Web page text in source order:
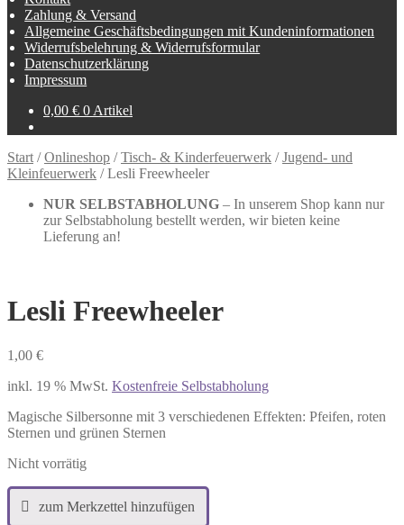
Zahlung & Versand
Allgemeine Geschäftsbedingungen mit Kundeninformationen
Widerrufsbelehrung & Widerrufsformular
Datenschutzerklärung
Impressum
0,00 € 0 Artikel
Start /Onlineshop /Tisch- & Kinderfeuerwerk /Jugend- und
Kleinfeuerwerk /Lesli Freewheeler
NUR SELBSTABHOLUNG – In unserem Shop kann nur
zur Selbstabholung bestellt werden, wir bieten keine
Lieferung an!
Lesli Freewheeler
1,00 €
inkl. 19 % MwSt. Kostenfreie Selbstabholung
Magische Silbersonne mit 3 verschiedenen Effekten: Pfeifen, roten
Sternen und grünen Sternen
Nicht vorrätig